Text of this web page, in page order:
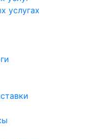
услугах